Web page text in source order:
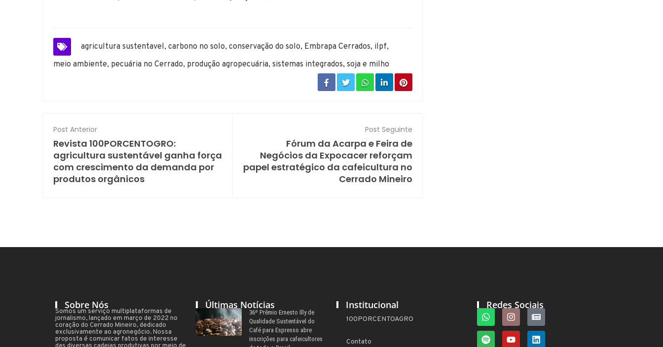
agricultura sustentavel, carbono no solo, conservação do solo, Embrapa Cerrados, ilpf,
meio ambiente, pecuária no Cerrado, produção agropecuária, sistemas integrados, soja e milho
Post Anterior
Revista 100PORCENTOGRO:
agricultura sustentável ganha força
com crescimento da demanda por
produtos orgânicos
Post Seguinte
Fórum da Acarpa e Feira de
Negócios da Expocacer reforçam
papel estratégico da cafeicultura no
Cerrado Mineiro
Sobre Nós
Somos um serviço multiplataformas de
jornalismo, lançado em março de 2022 no
coração do Cerrado Mineiro, dedicado
exclusivamente ao agronegócio. Nossa
proposta é comunicar fatos de interesse
Últimas Notícias
36º Prêmio Ernesto Illy de
Qualidade Sustentável do
Café para Espresso abre
inscrições para cafeicultores
Institucional
100PORCENTOAGRO
Contato
Redes Sociais